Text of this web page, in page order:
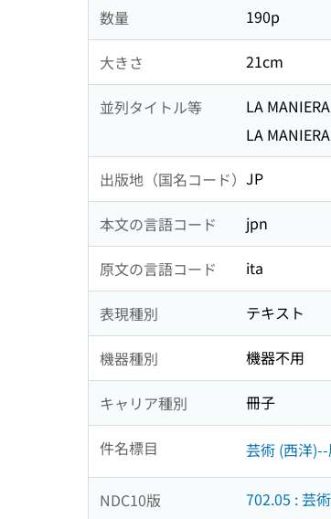
数量 190p
大きさ 21cm
並列タイトル等
LA
LA
出版地（国名コード） JP
本文の言語コード jpn
原文の言語コード ita
表現種別 テキスト
機器種別 機器不用
キャリア種別 冊子
件名標目 芸術 (西洋
NDC10版 702.05 : 芸